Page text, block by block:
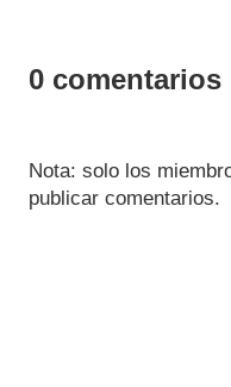
0 comentarios
Nota: solo los
publicar comentarios.